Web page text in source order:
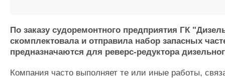
Образование
Яхты и катера
Еще
Судостроение
По заказу судоремонтного предприятия ГК
скомплектовала и отправила набор запасных
предназначаются для реверс-редуктора
Компания часто выполняет те или иные работы,